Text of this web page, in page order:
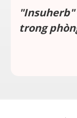
"Insuherb"
trong